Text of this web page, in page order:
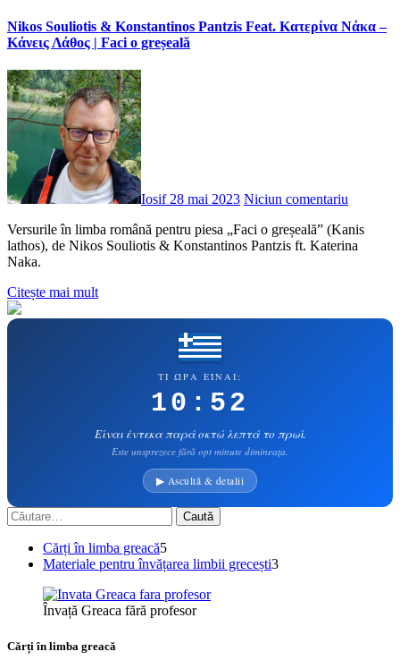
Nikos Souliotis & Konstantinos Pantzis Feat. Κατερίνα Νάκα –
Κάνεις Λάθος | Faci o greșeală
Iosif28 mai 2023 Niciun comentariu
Versurile în limba română pentru piesa „Faci o greșeală” (Kanis
lathos), de Nikos Souliotis & Konstantinos Pantzis ft. Katerina
Naka.
Citește mai mult
ΤΙ ΏΡΑ ΕΊΝΑΙ;
10:52
Είναι έντεκα παρά οκτώ λεπτά το πρωί.
Este unsprezece fără opt minute dimineața.
▶ Ascultă & detalii
Caută
după:
Cărți în limba greacă55
produse
Materiale pentru învățarea limbii grecești33
Învață Greaca fără profesor
Cărți în limba greacă